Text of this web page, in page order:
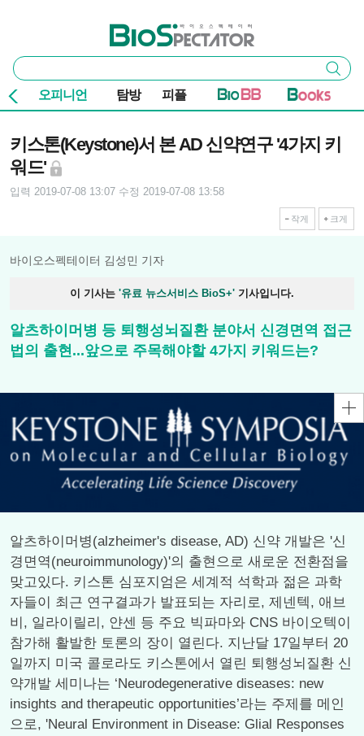
바이오스펙테이터
통
합
검
색
검색
오피니언 탐방 피플
키스톤(Keystone)서 본 AD 신약연구 '4가지 키
워드'
입력 2019-07-08 13:07 수정 2019-07-08 13:58
작게 크게
바이오스펙테이터 김성민 기자
이 기사는 '유료 뉴스서비스 BioS+' 기사입니다.
알츠하이머병 등 퇴행성뇌질환 분야서 신경면역 접근
법의 출현...앞으로 주목해야할 4가지 키워드는?
알츠하이머병(alzheimer's disease, AD) 신약 개발은 '신
경면역(neuroimmunology)'의 출현으로 새로운 전환점을
맞고있다. 키스톤 심포지엄은 세계적 석학과 젊은 과학
자들이 최근 연구결과가 발표되는 자리로, 제넨텍, 애브
비, 일라이릴리, 얀센 등 주요 빅파마와 CNS 바이오텍이
참가해 활발한 토론의 장이 열린다. 지난달 17일부터 20
일까지 미국 콜로라도 키스톤에서 열린 퇴행성뇌질환 신
약개발 세미나는 ‘Neurodegenerative diseases: new
insights and therapeutic opportunities’라는 주제를 메인
으로, 'Neural Environment in Disease: Glial Responses